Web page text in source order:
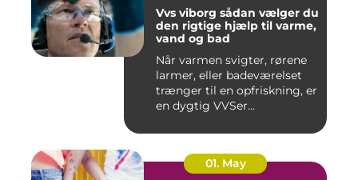
Vvs viborg sådan vælger du
den rigtige hjælp til varme,
vand og bad
Når varmen svigter, rørene
larmer, eller badeværelset
trænger til en opfriskning, er
en dygtig VVSer...
01. May